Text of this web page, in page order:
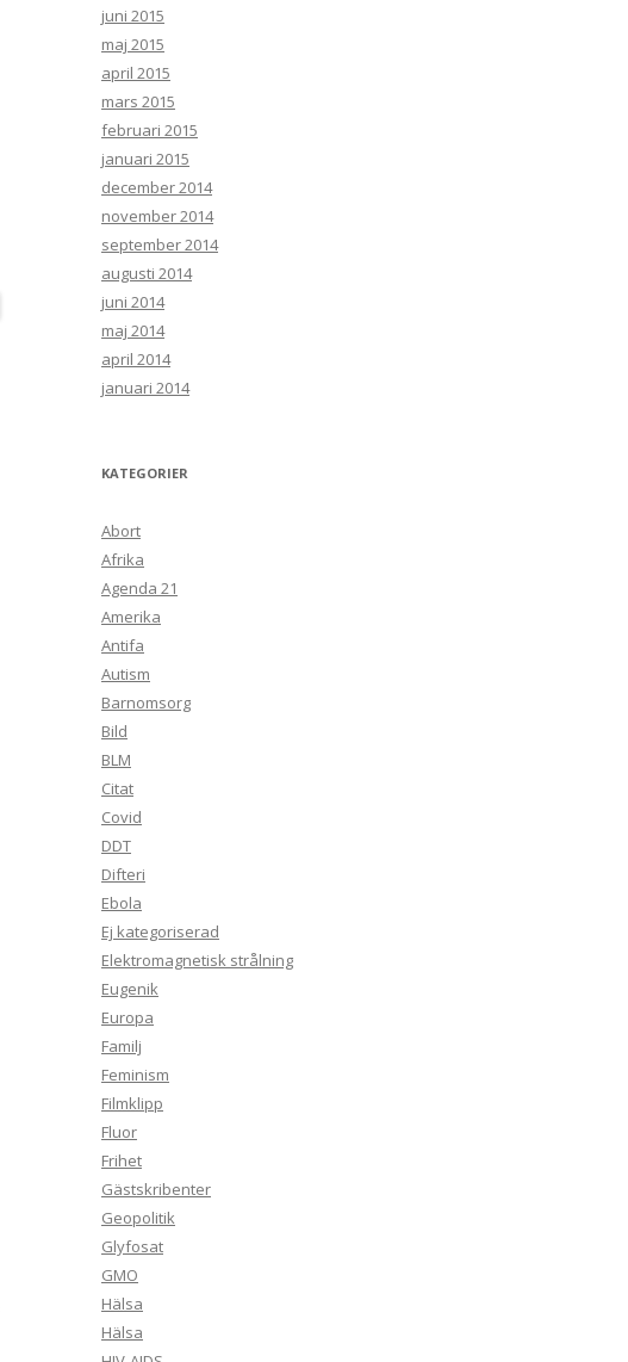
juni 2015
maj 2015
april 2015
mars 2015
februari 2015
januari 2015
december 2014
november 2014
september 2014
augusti 2014
juni 2014
maj 2014
april 2014
januari 2014
KATEGORIER
Abort
Afrika
Agenda 21
Amerika
Antifa
Autism
Barnomsorg
Bild
BLM
Citat
Covid
DDT
Difteri
Ebola
Ej kategoriserad
Elektromagnetisk strålning
Eugenik
Europa
Familj
Feminism
Filmklipp
Fluor
Frihet
Gästskribenter
Geopolitik
Glyfosat
GMO
Hälsa
Hälsa